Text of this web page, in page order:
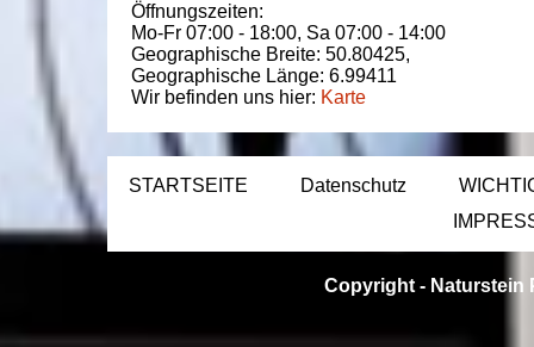
Öffnungszeiten:
Mo-Fr 07:00 - 18:00, Sa 07:00 - 14:00
Geographische Breite: 50.80425,
Geographische Länge: 6.99411
Wir befinden uns hier: Karte
STARTSEITE Datenschutz
Copyright - Naturstein